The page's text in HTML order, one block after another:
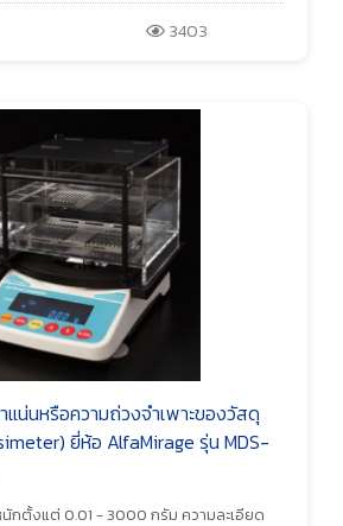
3403
แน่นหรือความถ่วงจำเพาะของวัสดุ
ยี่ห้อ AlfaMirage รุ่น MDS-
กตั้งแต่ 0.01 - 3000 กรัม ความละเอียด